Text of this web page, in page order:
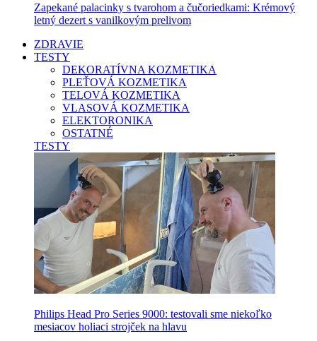
Zapekané palacinky s tvarohom a čučoriedkami: Krémový
letný dezert s vanilkovým prelivom
ZDRAVIE
TESTY
DEKORATÍVNA KOZMETIKA
PLEŤOVÁ KOZMETIKA
TELOVÁ KOZMETIKA
VLASOVÁ KOZMETIKA
ELEKTORONIKA
OSTATNÉ
TESTY
Philips Head Pro Series 9000: testovali sme niekoľko
mesiacov holiaci strojček na hlavu